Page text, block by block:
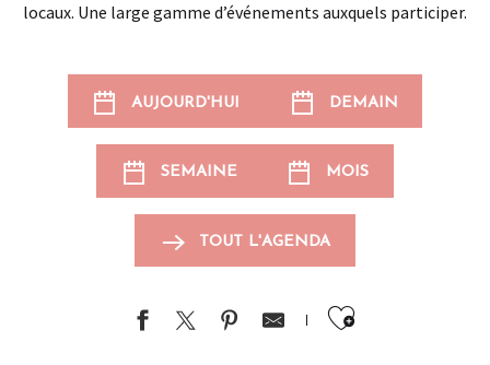
locaux. Une large gamme d’événements auxquels participer.
AUJOURD'HUI DEMAIN
SEMAINE MOIS
TOUT L'AGENDA
Ajouter